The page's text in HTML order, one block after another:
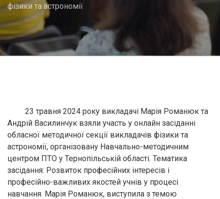
фізики та астрономії
23 травня 2024 року викладачі Марія Романюк та
Андрій Василинчук взяли участь у онлайн засіданні
обласної методичної секції викладачів фізики та
астрономії, організовану Навчально-методичним
центром ПТО у Тернопільській області. Тематика
засідання: Розвиток професійних інтересів і
професійно-важливих якостей учнів у процесі
навчання. Марія Романюк, виступила з темою